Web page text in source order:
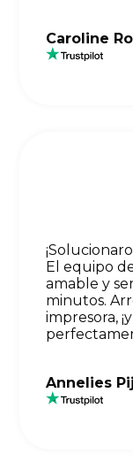
Caroline
El equipo
amable y
minutos.
impresora,
Annelies